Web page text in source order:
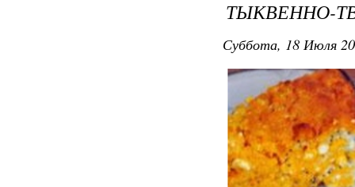
ТЫКВЕННО-
Суббота, 18 Июля